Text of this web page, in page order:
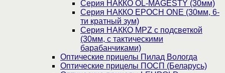
Серия НАККО OL-MAGESTY (30мм)
Серия НАККО EPOCH ONE (30мм, 6-
ти кратный зум)
Серия НАККО MPZ с подсветкой
(30мм, c тактическими
барабанчиками)
Оптические прицелы Пилад Вологда
Оптические прицелы ПОСП (Беларусь)